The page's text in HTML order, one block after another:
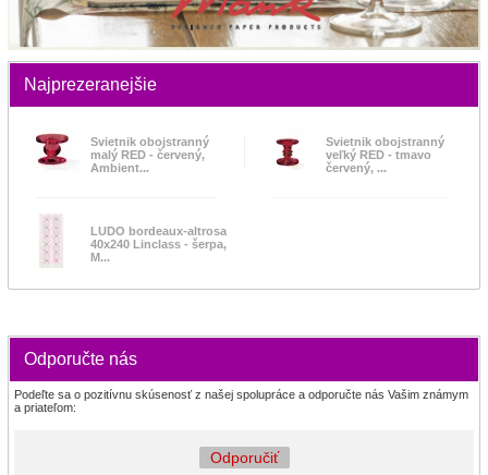
Najprezeranejšie
Svietnik obojstranný
malý RED - červený,
Ambient...
Svietnik obojstranný
veľký RED - tmavo
červený, ...
LUDO bordeaux-altrosa
40x240 Linclass - šerpa,
M...
Odporučte nás
Podeľte sa o pozitívnu skúsenosť z našej spolupráce a odporučte nás Vašim známym
a priateľom:
Odporučiť